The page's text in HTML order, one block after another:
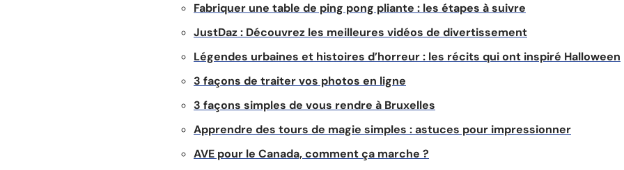
Fabriquer une table de ping pong pliante : les étapes à suivre
JustDaz : Découvrez les meilleures vidéos de divertissement
Légendes urbaines et histoires d’horreur : les récits qui ont inspiré Halloween
3 façons de traiter vos photos en ligne
3 façons simples de vous rendre à Bruxelles
Apprendre des tours de magie simples : astuces pour impressionner
AVE pour le Canada, comment ça marche ?